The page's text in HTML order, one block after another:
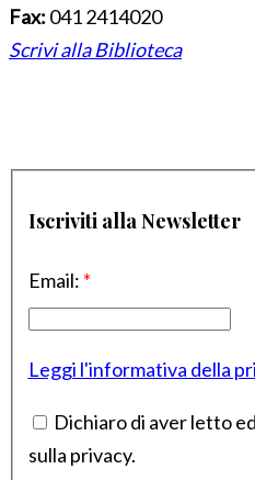
Fax: 041 2414020
Scrivi alla Biblioteca
Iscriviti alla Newsletter
Email: *
Leggi l'informativa della
Dichiaro di aver letto
sulla privacy.